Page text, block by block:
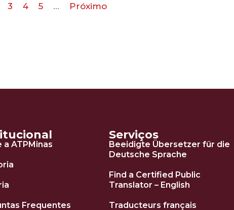
3 4 5 … Próximo
a ATPMinas
Frequentes
Serviços
Beeidigte Übersetzer für die
Deutsche Sprache
Find a Certified Public
Translator – English
Traducteurs français